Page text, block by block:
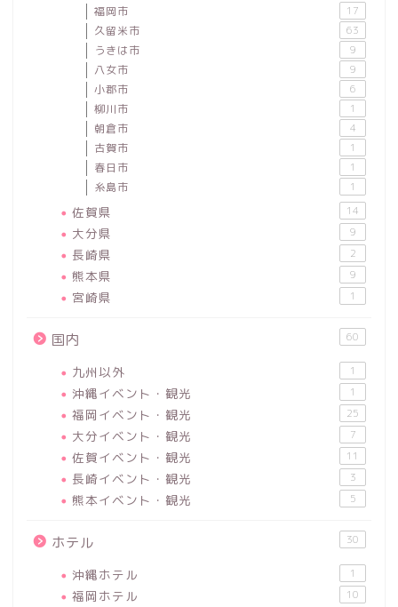
福岡市 17
久留米市 63
うきは市 9
八女市 9
小郡市 6
柳川市 1
朝倉市 4
古賀市 1
春日市 1
糸島市 1
佐賀県 14
大分県 9
長崎県 2
熊本県 9
宮崎県 1
国内 60
九州以外 1
沖縄イベント・観光 1
福岡イベント・観光 25
大分イベント・観光 7
佐賀イベント・観光 11
長崎イベント・観光 3
熊本イベント・観光 5
ホテル 30
沖縄ホテル 1
福岡ホテル 10